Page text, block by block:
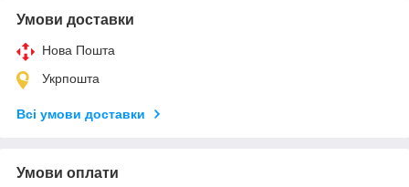
Умови доставки
Нова Пошта
Укрпошта
Всі умови доставки
Умови оплати